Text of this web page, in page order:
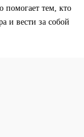
помогает тем, кто
и вести за собой